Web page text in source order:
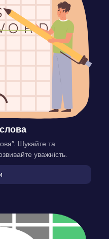
Шукайте та
уважність.